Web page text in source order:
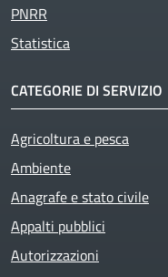
PNRR
Statistica
CATEGORIE DI SERVIZIO
Agricoltura e pesca
Ambiente
Anagrafe e stato civile
Appalti pubblici
Autorizzazioni